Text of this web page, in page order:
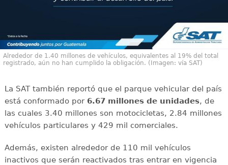
Alrededor de 1.40 millones de vehículos, equivalentes al 19% del total
registrado, aún no han cumplido la obligación. (Imagen: vía SAT)
La SAT también reportó que el parque vehicular del país
está conformado por 6.67 millones de unidades, de
las cuales 3.40 millones son motocicletas, 2.84 millones
vehículos particulares y 429 mil comerciales.
Además, existen alrededor de 110 mil vehículos
inactivos que serán reactivados tras entrar en vigencia